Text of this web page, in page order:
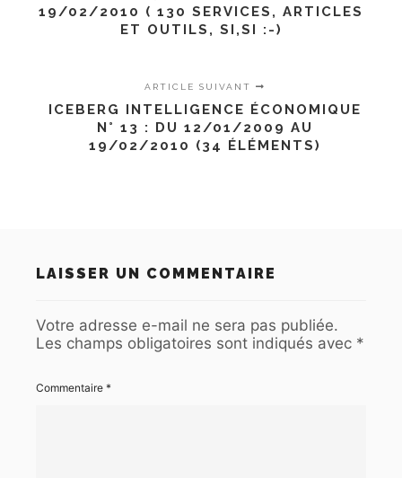
19/02/2010 ( 130 SERVICES, ARTICLES
ET OUTILS, SI,SI :-)
ARTICLE SUIVANT
ICEBERG INTELLIGENCE ÉCONOMIQUE
N° 13 : DU 12/01/2009 AU
19/02/2010 (34 ÉLÉMENTS)
LAISSER UN COMMENTAIRE
Votre adresse e-mail ne sera pas publiée.
Les champs obligatoires sont indiqués avec *
Commentaire *